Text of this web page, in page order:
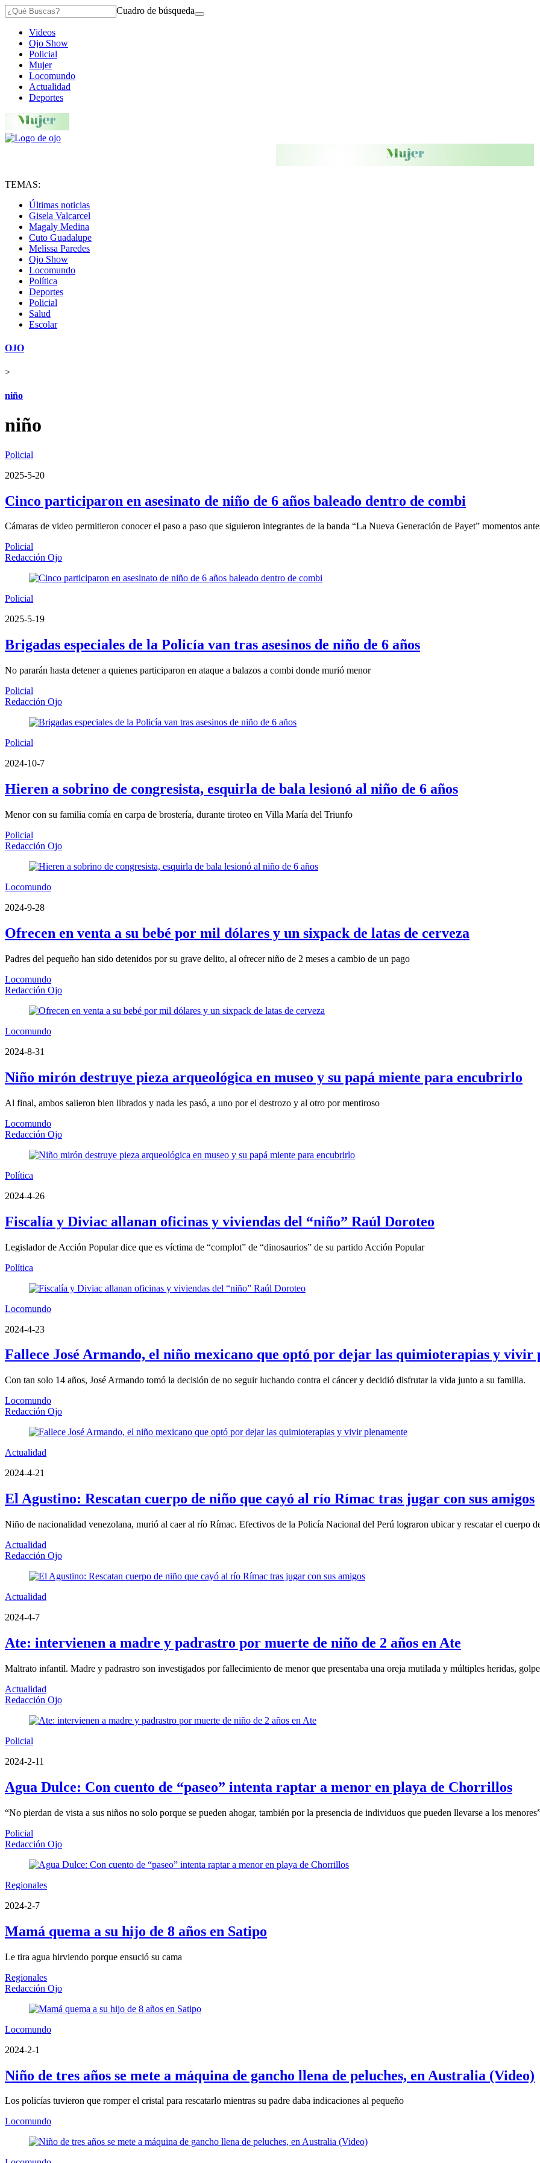
Cuadro de búsqueda
Videos
Ojo Show
Policial
Mujer
Locomundo
Actualidad
Deportes
TEMAS:
Últimas noticias
Gisela Valcarcel
Magaly Medina
Cuto Guadalupe
Melissa Paredes
Ojo Show
Locomundo
Política
Deportes
Policial
Salud
Escolar
OJO
>
niño
niño
Policial
2025-5-20
Cinco participaron en asesinato de niño de 6 años baleado dentro de combi
Cámaras de video permitieron conocer el paso a paso que siguieron integrantes de la banda “La Nueva Generación de Payet” momentos
Policial
Redacción Ojo
Policial
2025-5-19
Brigadas especiales de la Policía van tras asesinos de niño de 6 años
No pararán hasta detener a quienes participaron en ataque a balazos a combi donde murió menor
Policial
Redacción Ojo
Policial
2024-10-7
Hieren a sobrino de congresista, esquirla de bala lesionó al niño de 6 años
Menor con su familia comía en carpa de brostería, durante tiroteo en Villa María del Triunfo
Policial
Redacción Ojo
Locomundo
2024-9-28
Ofrecen en venta a su bebé por mil dólares y un sixpack de latas de cerveza
Padres del pequeño han sido detenidos por su grave delito, al ofrecer niño de 2 meses a cambio de un pago
Locomundo
Redacción Ojo
Locomundo
2024-8-31
Niño mirón destruye pieza arqueológica en museo y su papá miente para encubrirlo
Al final, ambos salieron bien librados y nada les pasó, a uno por el destrozo y al otro por mentiroso
Locomundo
Redacción Ojo
Política
2024-4-26
Fiscalía y Diviac allanan oficinas y viviendas del “niño” Raúl Doroteo
Legislador de Acción Popular dice que es víctima de “complot” de “dinosaurios” de su partido Acción Popular
Política
Locomundo
2024-4-23
Fallece José Armando, el niño mexicano que optó por dejar las quimioterapias y vivir
Con tan solo 14 años, José Armando tomó la decisión de no seguir luchando contra el cáncer y decidió disfrutar la vida junto a su familia.
Locomundo
Redacción Ojo
Actualidad
2024-4-21
El Agustino: Rescatan cuerpo de niño que cayó al río Rímac tras jugar con sus amigos
Niño de nacionalidad venezolana, murió al caer al río Rímac. Efectivos de la Policía Nacional del Perú lograron ubicar y rescatar el cuerpo
Actualidad
Redacción Ojo
Actualidad
2024-4-7
Ate: intervienen a madre y padrastro por muerte de niño de 2 años en Ate
Maltrato infantil. Madre y padrastro son investigados por fallecimiento de menor que presentaba una oreja mutilada y múltiples heridas,
Actualidad
Redacción Ojo
Policial
2024-2-11
Agua Dulce: Con cuento de “paseo” intenta raptar a menor en playa de Chorrillos
“No pierdan de vista a sus niños no solo porque se pueden ahogar, también por la presencia de individuos que pueden llevarse a los
Policial
Redacción Ojo
Regionales
2024-2-7
Mamá quema a su hijo de 8 años en Satipo
Le tira agua hirviendo porque ensució su cama
Regionales
Redacción Ojo
Locomundo
2024-2-1
Niño de tres años se mete a máquina de gancho llena de peluches, en Australia (Video)
Los policías tuvieron que romper el cristal para rescatarlo mientras su padre daba indicaciones al pequeño
Locomundo